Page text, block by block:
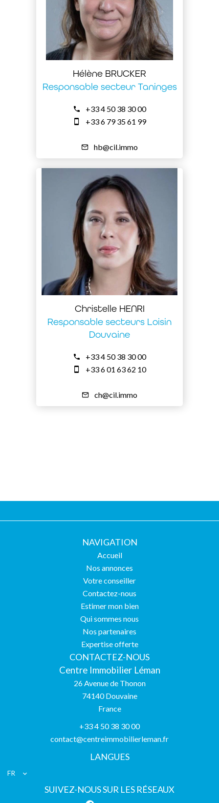
Hélène BRUCKER
Responsable secteur Taninges
+33 4 50 38 30 00
+33 6 79 35 61 99
hb@cil.immo
Christelle HENRI
Responsable secteurs Loisin
Douvaine
+33 4 50 38 30 00
+33 6 01 63 62 10
ch@cil.immo
NAVIGATION
Accueil
Nos annonces
Votre conseiller
Contactez-nous
Estimer mon bien
Qui sommes nous
Nos partenaires
Expertise offerte
CONTACTEZ-NOUS
Centre Immobilier Léman
26 Avenue de Thonon
74140Douvaine
France
+33 4 50 38 30 00
contact@centreimmobilierleman.fr
LANGUES
FR
SUIVEZ-NOUS SUR LES RÉSEAUX